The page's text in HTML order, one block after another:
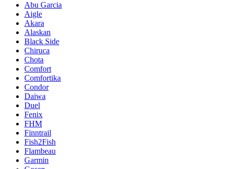
Abu Garcia
Aigle
Akara
Alaskan
Black Side
Chiruca
Chota
Comfort
Comfortika
Condor
Daiwa
Duel
Fenix
FHM
Finntrail
Fish2Fish
Flambeau
Garmin